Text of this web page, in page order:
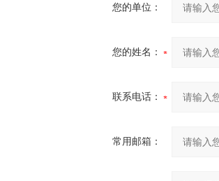
您的单位：
您的姓名：
联系电话：
常用邮箱：